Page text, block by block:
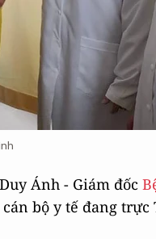
Ánh - Giám đốc
bộ y tế đang trực